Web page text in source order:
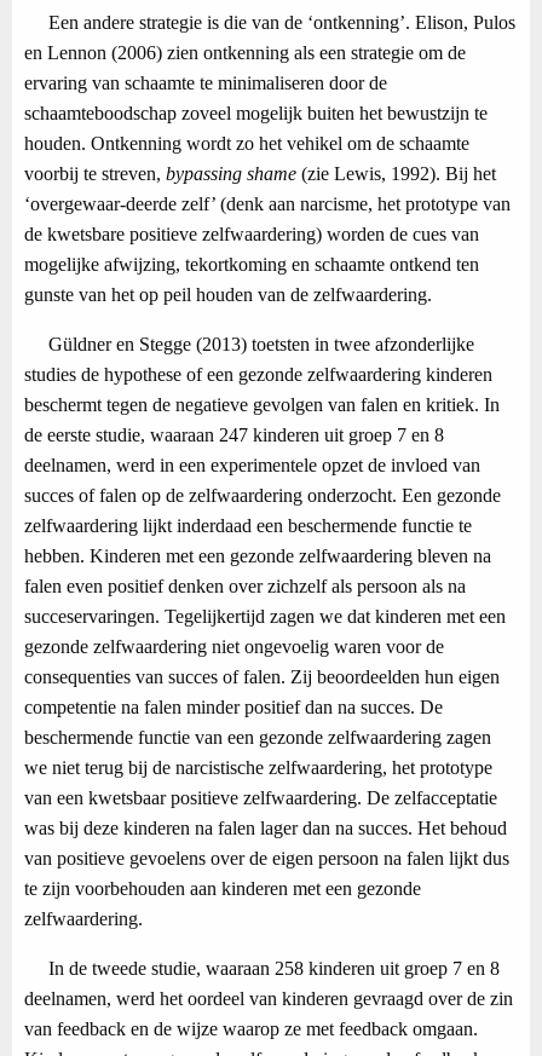
Een andere strategie is die van de ‘ontkenning’. Elison, Pulos
en Lennon (2006) zien ontkenning als een strategie om de
ervaring van schaamte te minimaliseren door de
schaamteboodschap zoveel mogelijk buiten het bewustzijn te
houden. Ontkenning wordt zo het vehikel om de schaamte
voorbij te streven, bypassing shame (zie Lewis, 1992). Bij het
‘overgewaar-deerde zelf’ (denk aan narcisme, het prototype van
de kwetsbare positieve zelfwaardering) worden de cues van
mogelijke afwijzing, tekortkoming en schaamte ontkend ten
gunste van het op peil houden van de zelfwaardering.
Güldner en Stegge (2013) toetsten in twee afzonderlijke
studies de hypothese of een gezonde zelfwaardering kinderen
beschermt tegen de negatieve gevolgen van falen en kritiek. In
de eerste studie, waaraan 247 kinderen uit groep 7 en 8
deelnamen, werd in een experimentele opzet de invloed van
succes of falen op de zelfwaardering onderzocht. Een gezonde
zelfwaardering lijkt inderdaad een beschermende functie te
hebben. Kinderen met een gezonde zelfwaardering bleven na
falen even positief denken over zichzelf als persoon als na
succeservaringen. Tegelijkertijd zagen we dat kinderen met een
gezonde zelfwaardering niet ongevoelig waren voor de
consequenties van succes of falen. Zij beoordeelden hun eigen
competentie na falen minder positief dan na succes. De
beschermende functie van een gezonde zelfwaardering zagen
we niet terug bij de narcistische zelfwaardering, het prototype
van een kwetsbaar positieve zelfwaardering. De zelfacceptatie
was bij deze kinderen na falen lager dan na succes. Het behoud
van positieve gevoelens over de eigen persoon na falen lijkt dus
te zijn voorbehouden aan kinderen met een gezonde
zelfwaardering.
In de tweede studie, waaraan 258 kinderen uit groep 7 en 8
deelnamen, werd het oordeel van kinderen gevraagd over de zin
van feedback en de wijze waarop ze met feedback omgaan.